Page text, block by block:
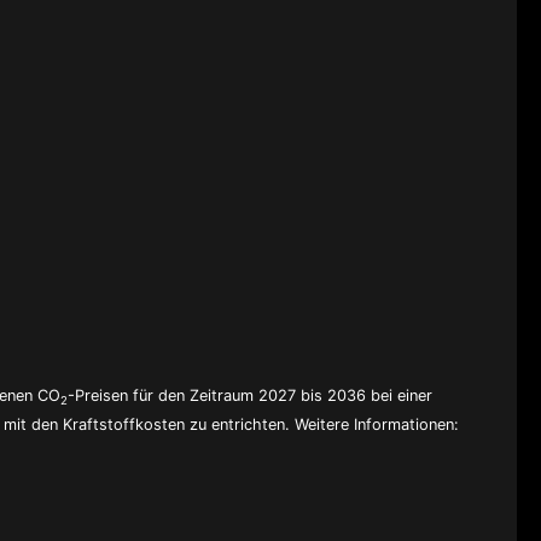
CO2-Preisen für den Zeitraum 2027 bis 2036 bei einer
mit den Kraftstoffkosten zu entrichten. Weitere Informationen: